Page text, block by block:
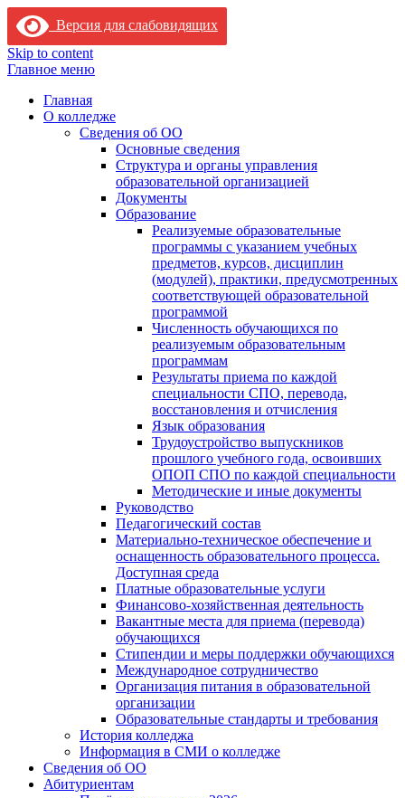
Версия для слабовидящих
Skip to content
Главное меню
Главная
О колледже
Сведения об ОО
Основные сведения
Структура и органы управления
образовательной организацией
Документы
Образование
Реализуемые образовательные
программы с указанием учебных
предметов, курсов, дисциплин
(модулей), практики, предусмотренных
соответствующей образовательной
программой
Численность обучающихся по
реализуемым образовательным
программам
Результаты приема по каждой
специальности СПО, перевода,
восстановления и отчисления
Язык образования
Трудоустройство выпускников
прошлого учебного года, освоивших
ОПОП СПО по каждой специальности
Методические и иные документы
Руководство
Педагогический состав
Материально-техническое обеспечение и
оснащенность образовательного процесса.
Доступная среда
Платные образовательные услуги
Финансово-хозяйственная деятельность
Вакантные места для приема (перевода)
обучающихся
Стипендии и меры поддержки обучающихся
Международное сотрудничество
Организация питания в образовательной
организации
Образовательные стандарты и требования
История колледжа
Информация в СМИ о колледже
Сведения об ОО
Абитуриентам